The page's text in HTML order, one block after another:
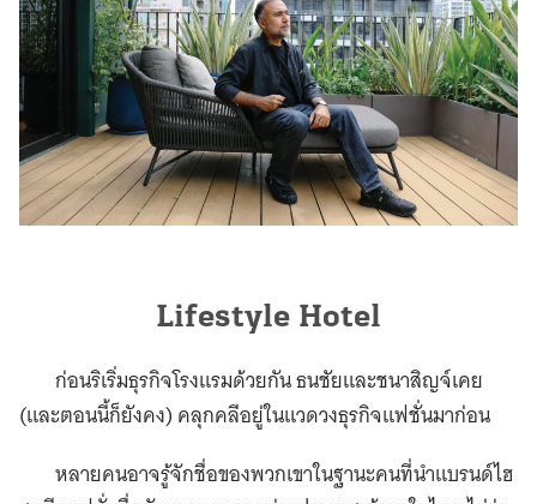
Lifestyle Hotel
ก่อนริเริ่มธุรกิจโรงแรมด้วยกัน ธนชัยและชนาสิญจ์เคย
(และตอนนี้ก็ยังคง) คลุกคลีอยู่ในแวดวงธุรกิจแฟชั่นมาก่อน
หลายคนอาจรู้จักชื่อของพวกเขาในฐานะคนที่นำแบรนด์ไฮ